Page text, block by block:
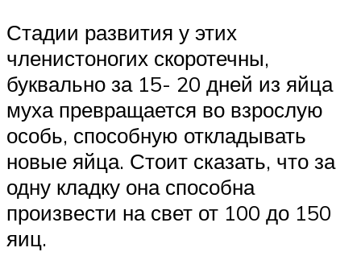
Стадии развития у этих
членистоногих скоротечны,
буквально за 15- 20 дней из яйца
муха превращается во взрослую
особь, способную откладывать
новые яйца. Стоит сказать, что за
одну кладку она способна
произвести на свет от 100 до 150
яиц.